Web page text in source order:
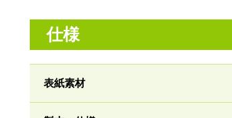
仕様
表紙素材